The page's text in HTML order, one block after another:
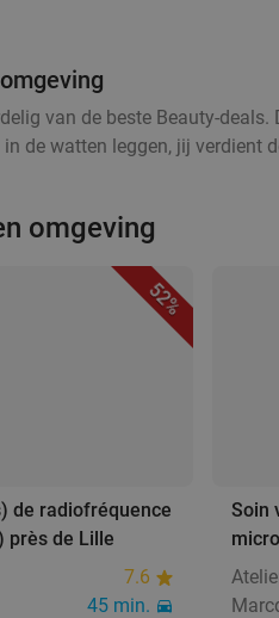
van de beste Beauty-
de watten leggen, jij verdient
omgeving
52%
de radiofréquence
près de Lille
7.6
45 min.
Soin